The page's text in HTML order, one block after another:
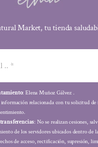
Market, tu tienda
: Elena Muñoz Gálvez .
relacionada con tu solicitud
: No se realizan cesiones,
de los servidores ubicados dentro de
de acceso, rectificación, supresión,